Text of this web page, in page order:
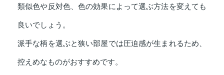
類似色や反対色、色の効果によって選ぶ方法を変えても
良いでしょう。
派手な柄を選ぶと狭い部屋では圧迫感が生まれるため、
控えめなものがおすすめです。